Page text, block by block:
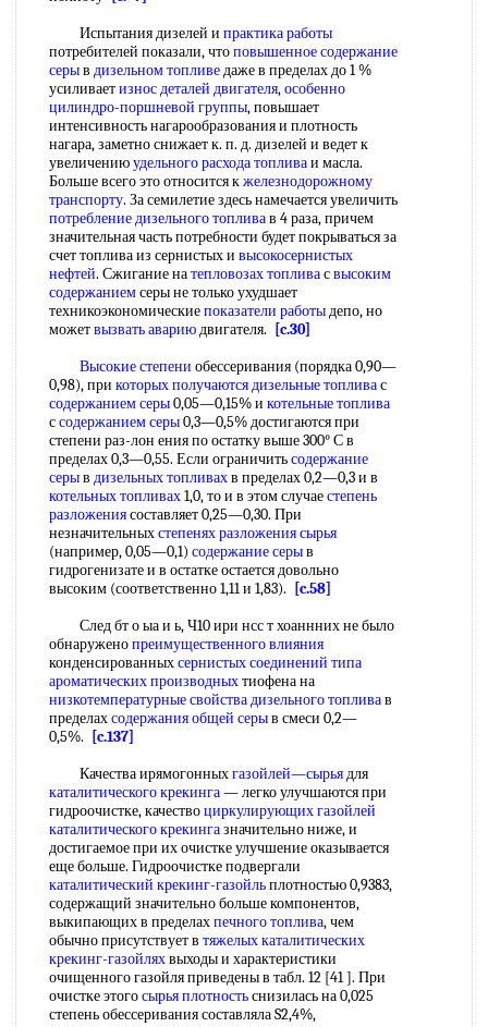
Испытания дизелей и практика работы
потребителей показали, чтоповышенное содержание
серыв дизельном топливедаже в пределах до 1 %
усиливаетизнос деталей двигателя,особенно
цилиндро-поршневой группы, повышает
интенсивность нагарообразования и плотность
нагара, заметно снижает к. п. д. дизелей и ведет к
увеличениюудельного расхода топливаи масла.
Больше всего это относится кжелезнодорожному
транспорту. За семилетие здесь намечается увеличить
потребление дизельного топливав 4 раза, причем
значительная часть потребности будет покрываться за
счет топлива из сернистых и высокосернистых
нефтей. Сжигание натепловозах топливасвысоким
содержаниемсеры не только ухудшает
техникоэкономическиепоказатели работыдепо, но
можетвызвать авариюдвигателя.
[c.30]
Высокие степени обессеривания (порядка 0,90—
0,98), при которых получаютсядизельные топливас
содержанием серы0,05—0,15% и котельные топлива
ссодержанием серы0,3—0,5% достигаются при
степени раз-лон ения по остатку выше 300° С в
пределах 0,3—0,55. Если ограничитьсодержание
серыв дизельных топливахв пределах 0,2—0,3 и в
котельных топливах1,0, то и в этом случаестепень
разложениясоставляет 0,25—0,30. При
незначительныхстепенях разложения сырья
(например, 0,05—0,1) содержание серыв
гидрогенизате и в остатке остается довольно
высоким (соответственно 1,11 и 1,83).
[c.58]
След бт о ыа и ь, Ч10 ири нсс т хоаннних не было
обнаруженопреимущественного влияния
конденсированныхсернистых соединений типа
ароматических производныхтиофена на
низкотемпературные свойства дизельного топливав
пределахсодержания общей серыв смеси 0,2—
0,5%.
[c.137]
Качества ирямогонныхгазойлей—сырьядля
каталитического крекинга— легко улучшаются при
гидроочистке, качествоциркулирующих газойлей
каталитического крекингазначительно ниже, и
достигаемое при их очистке улучшение оказывается
еще больше. Гидроочистке подвергали
каталитический крекинг-газойльплотностью 0,9383,
содержащий значительно больше компонентов,
выкипающих в пределахпечного топлива, чем
обычно присутствует в тяжелых каталитических
крекинг-газойляхвыходы и характеристики
очищенного газойля приведены в табл. 12 [41 ]. При
очистке этогосырья плотностьснизилась на 0,025
степень обессеривания составляла S2,4%,